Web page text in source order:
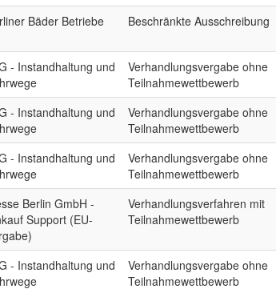
Bäder Betriebe Beschränkte Ausschreibung
- Instandhaltung und
Verhandlungsvergabe ohne
Teilnahmewettbewerb
- Instandhaltung und
Verhandlungsvergabe ohne
Teilnahmewettbewerb
- Instandhaltung und
Verhandlungsvergabe ohne
Teilnahmewettbewerb
Berlin GmbH -
Support (EU-
Verhandlungsverfahren mit
Teilnahmewettbewerb
- Instandhaltung und
Verhandlungsvergabe ohne
Teilnahmewettbewerb